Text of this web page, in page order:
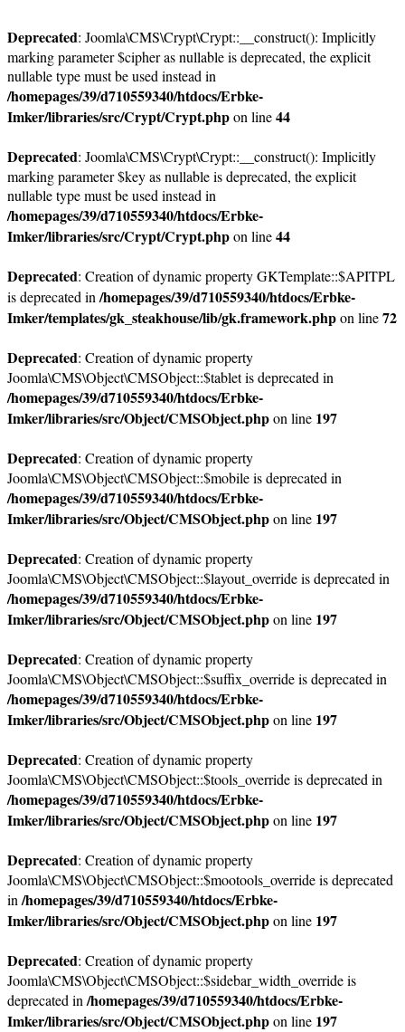
Deprecated: Joomla\CMS\Crypt\Crypt::__construct(): Implicitly
marking parameter $cipher as nullable is deprecated, the explicit
nullable type must be used instead in
/homepages/39/d710559340/htdocs/Erbke-
Imker/libraries/src/Crypt/Crypt.phpon line44
Deprecated: Joomla\CMS\Crypt\Crypt::__construct(): Implicitly
marking parameter $key as nullable is deprecated, the explicit
nullable type must be used instead in
/homepages/39/d710559340/htdocs/Erbke-
Imker/libraries/src/Crypt/Crypt.phpon line44
Deprecated: Creation of dynamic property GKTemplate::$APITPL
is deprecated in /homepages/39/d710559340/htdocs/Erbke-
Imker/templates/gk_steakhouse/lib/gk.framework.phpon line72
Deprecated: Creation of dynamic property
Joomla\CMS\Object\CMSObject::$tablet is deprecated in
/homepages/39/d710559340/htdocs/Erbke-
Imker/libraries/src/Object/CMSObject.phpon line 197
Deprecated: Creation of dynamic property
Joomla\CMS\Object\CMSObject::$mobile is deprecated in
/homepages/39/d710559340/htdocs/Erbke-
Imker/libraries/src/Object/CMSObject.phpon line 197
Deprecated: Creation of dynamic property
Joomla\CMS\Object\CMSObject::$layout_override is deprecated in
/homepages/39/d710559340/htdocs/Erbke-
Imker/libraries/src/Object/CMSObject.phpon line 197
Deprecated: Creation of dynamic property
Joomla\CMS\Object\CMSObject::$suffix_override is deprecated in
/homepages/39/d710559340/htdocs/Erbke-
Imker/libraries/src/Object/CMSObject.phpon line 197
Deprecated: Creation of dynamic property
Joomla\CMS\Object\CMSObject::$tools_override is deprecated in
/homepages/39/d710559340/htdocs/Erbke-
Imker/libraries/src/Object/CMSObject.phpon line 197
Deprecated: Creation of dynamic property
Joomla\CMS\Object\CMSObject::$mootools_override is deprecated
in /homepages/39/d710559340/htdocs/Erbke-
Imker/libraries/src/Object/CMSObject.phpon line 197
Deprecated: Creation of dynamic property
Joomla\CMS\Object\CMSObject::$sidebar_width_override is
deprecated in /homepages/39/d710559340/htdocs/Erbke-
Imker/libraries/src/Object/CMSObject.phpon line 197